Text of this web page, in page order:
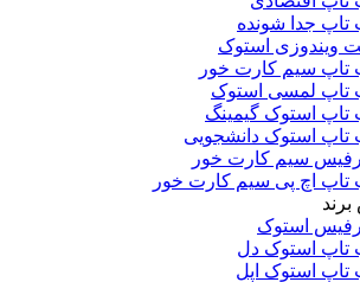
تاپ جدا شونده
ویندوزی استوک
تاپ سیم کارت خور
تاپ لمسی استوک
تاپ استوک گیمینگ
تاپ استوک دانشجویی
سیم کارت خور
تاپ اچ پی سیم کارت خور
استوک
تاپ استوک دل
تاپ استوک اپل